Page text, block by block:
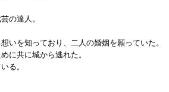
の達人。
いを知っており、二人の婚姻を願っていた。
に共に城から逃れた。
る。